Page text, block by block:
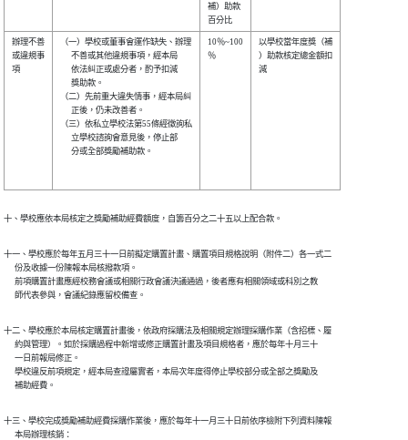
補）助款
辦理不善
或違規事
項
（一）學校或董事會運作缺失、辦理
（二）先前重大違失情事，經本局糾
（三）依私立學校法第55條經徵詢私
10％~100
％
以學校當年度獎（補
）助款核定總金額扣
減
十、學校應依本局核定之獎勵補助經費額度，自籌百分之二十五以上配合款。
十一、學校應於每年五月三十一日前擬定購置計畫、購置項目規格說明（附件二）各一式二
      份及收據一份陳報本局核撥款項。
      前項購置計畫應經校務會議或相關行政會議決議通過，後者應有相關領域或科別之教
      師代表參與，會議紀錄應留校備查。
十二、學校應於本局核定購置計畫後，依政府採購法及相關規定辦理採購作業（含招標、履
      約與管理）。如於採購過程中新增或修正購置計畫及項目規格者，應於每年十月三十
      一日前報局修正。
      學校違反前項規定，經本局查證屬實者，本局次年度得停止學校部分或全部之獎勵及
      補助經費。
十三、學校完成獎勵補助經費採購作業後，應於每年十一月三十日前依序檢附下列資料陳報
      本局辦理核銷：